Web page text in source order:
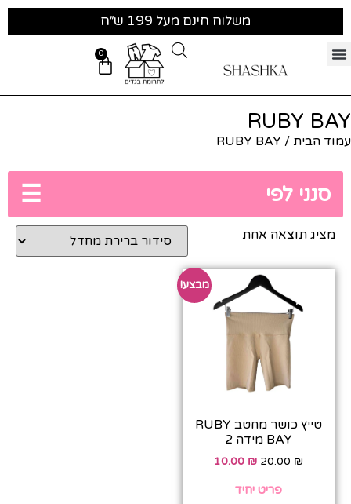
משלוח חינם מעל 199 ש״ח
0
RUBY BAY
עמוד הבית / RUBY BAY
סנני לפי ☰
מציג תוצאה אחת
מבצע!
טייץ כושר מחטב RUBY
BAY מידה 2
20.00₪
10.00 ₪
פריט יחיד